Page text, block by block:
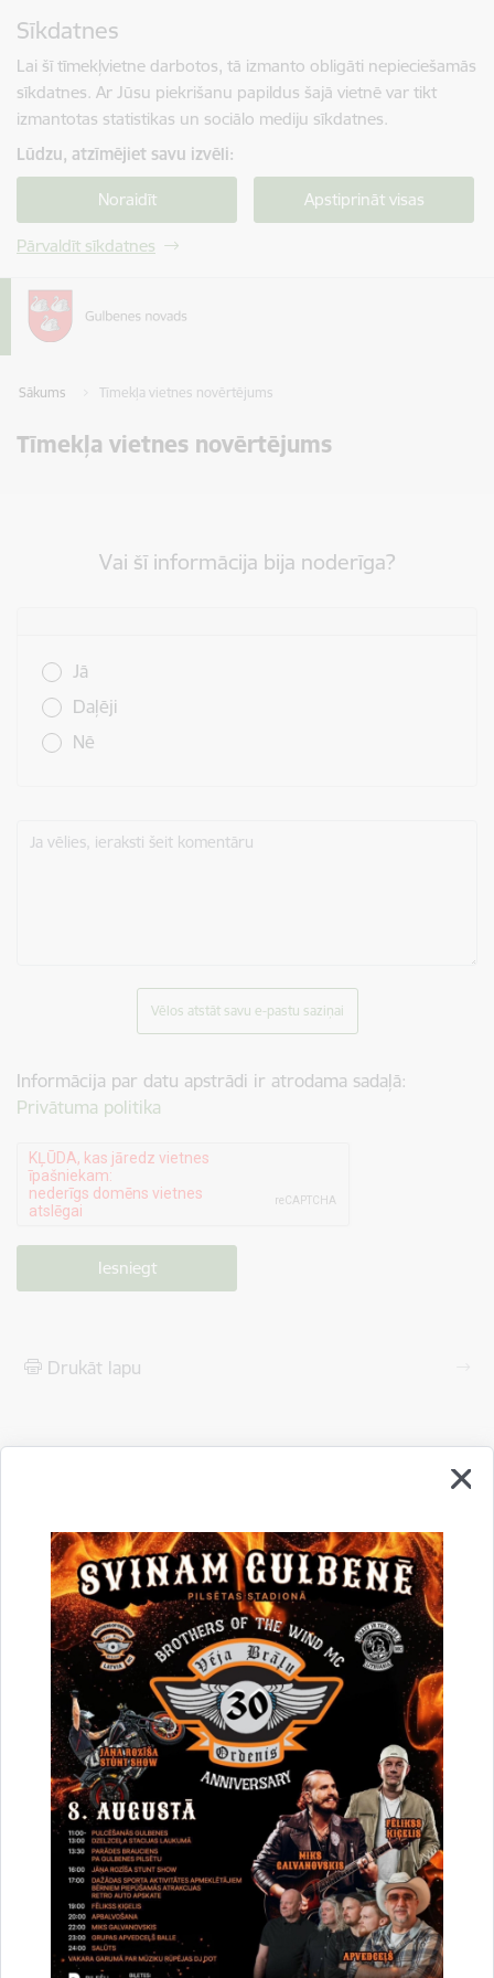
Sīkdatnes
Lai šī tīmekļvietne darbotos, tā izmanto obligāti nepieciešamās
sīkdatnes. Ar Jūsu piekrišanu papildus šajā vietnē var tikt
izmantotas statistikas un sociālo mediju sīkdatnes.
Lūdzu, atzīmējiet savu izvēli:
Noraidīt Apstiprināt visas
Pārvaldīt sīkdatnes
Sākums Tīmekļa vietnes novērtējums
Tīmekļa vietnes novērtējums
Vai šī informācija bija noderīga?
Jā
Daļēji
Nē
Ja vēlies, ieraksti šeit komentāru
Vēlos atstāt savu e-pastu saziņai
Informācija par datu apstrādi ir atrodama sadaļā:
Privātuma politika
Drukāt lapu
Vai šī informācija bija noderīga?
Sniegt atsauksmi
Esi pirmais, kurš uzzina!